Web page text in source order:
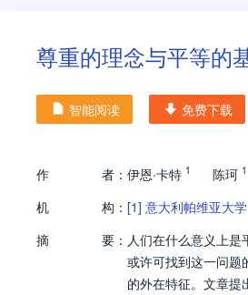
尊重的理念与平等的
智能阅读 免费下载
作 者： 伊恩·卡特 1 陈珂 1
机 构： [1] 意大利帕维亚大学
摘
要： 人们在什么意义上
或许可找到这一问题
的外在特征。文章